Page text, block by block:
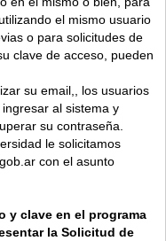
el mismo usuario
o para solicitudes de
clave de acceso, pueden
su email,, los usuarios
al sistema y
su contraseña.
le solicitamos
con el asunto
y clave en el programa
la Solicitud de